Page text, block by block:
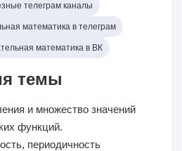
телеграм каналы
математика в телеграм
математика в ВК
темы
и множество значений
функций.
периодичность